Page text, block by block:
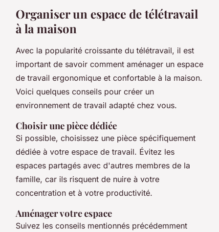
Organiser un espace de télétravail
à la maison
Avec la popularité croissante du télétravail, il est
important de savoir comment aménager un espace
de travail ergonomique et confortable à la maison.
Voici quelques conseils pour créer un
environnement de travail adapté chez vous.
Choisir une pièce dédiée
Si possible, choisissez une pièce spécifiquement
dédiée à votre espace de travail. Évitez les
espaces partagés avec d'autres membres de la
famille, car ils risquent de nuire à votre
concentration et à votre productivité.
Aménager votre espace
Suivez les conseils mentionnés précédemment